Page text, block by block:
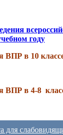
году
ВПР в 10
ВПР в 4-8
для